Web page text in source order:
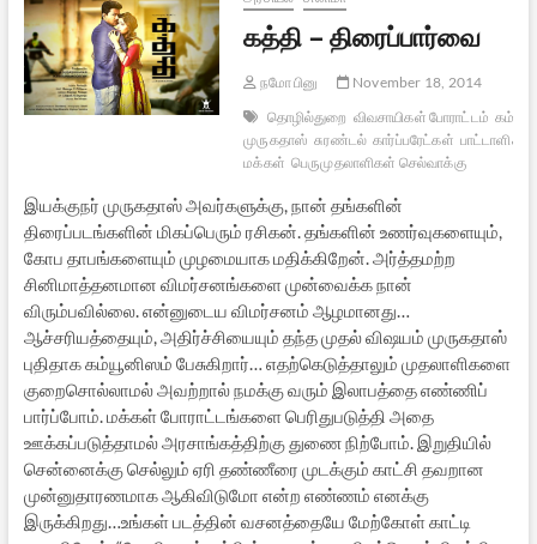
கத்தி – திரைப்பார்வை
நமோ பினு
November 18, 2014
தொழில்துறை விவசாயிகள் போராட்டம்
முருகதாஸ் சுரண்டல் கார்ப்பரேட்கள் பாட்டாளிகள்
மக்கள் பெருமுதலாளிகள் செல்வாக்கு
இயக்குநர் முருகதாஸ் அவர்களுக்கு, நான் தங்களின்
திரைப்படங்களின் மிகப்பெரும் ரசிகன். தங்களின் உணர்வுகளையும்,
கோப தாபங்களையும் முழமையாக மதிக்கிறேன். அர்த்தமற்ற
சினிமாத்தனமான விமர்சனங்களை முன்வைக்க நான்
விரும்பவில்லை. என்னுடைய விமர்சனம் ஆழமானது…
ஆச்சரியத்தையும், அதிர்ச்சியையும் தந்த முதல் விஷயம் முருகதாஸ்
புதிதாக கம்யூனிஸம் பேசுகிறார்… எதற்கெடுத்தாலும் முதலாளிகளை
குறைசொல்லாமல் அவற்றால் நமக்கு வரும் இலாபத்தை எண்ணிப்
பார்ப்போம். மக்கள் போராட்டங்களை பெரிதுபடுத்தி அதை
ஊக்கப்படுத்தாமல் அரசாங்கத்திற்கு துணை நிற்போம். இறுதியில்
சென்னைக்கு செல்லும் ஏரி தண்ணீரை முடக்கும் காட்சி தவறான
முன்னுதாரணமாக ஆகிவிடுமோ என்ற எண்ணம் எனக்கு
இருக்கிறது…உங்கள் படத்தின் வசனத்தையே மேற்கோள் காட்டி